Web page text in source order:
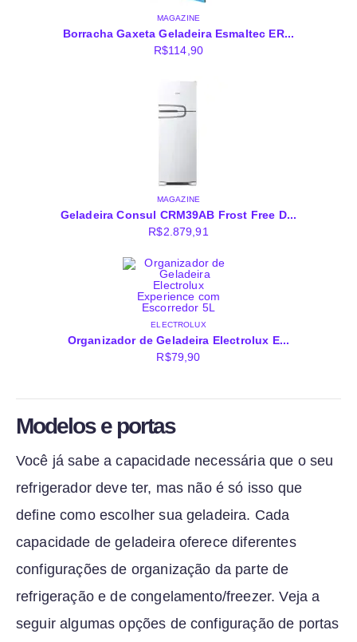
MAGAZINE
Borracha Gaxeta Geladeira Esmaltec ER...
R$114,90
MAGAZINE
Geladeira Consul CRM39AB Frost Free D...
R$2.879,91
ELECTROLUX
Organizador de Geladeira Electrolux E...
R$79,90
Modelos e portas
Você já sabe a capacidade necessária que o seu
refrigerador deve ter, mas não é só isso que
define como escolher sua geladeira. Cada
capacidade de geladeira oferece diferentes
configurações de organização da parte de
refrigeração e de congelamento/freezer. Veja a
seguir algumas opções de configuração de portas